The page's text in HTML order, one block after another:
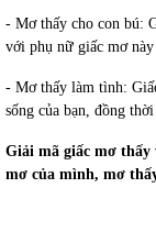
- Mơ thấy cho con bú:
với phụ nữ giấc mơ
- Mơ thấy làm tình:
sống của bạn, đồng
Giải mã giấc mơ thấy
mơ của mình, mơ